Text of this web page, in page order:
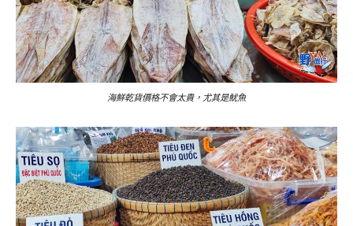
海鮮乾貨價格不會太貴，尤其是魷魚